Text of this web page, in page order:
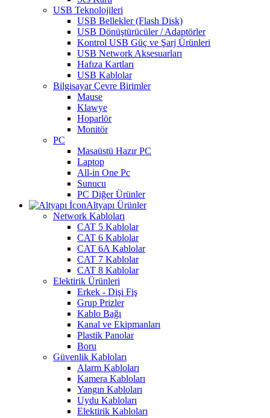
USB Teknolojileri
USB Bellekler (Flash Disk)
USB Dönüştürücüler / Adaptörler
Kontrol USB Güç ve Şarj Ürünleri
USB Network Aksesuarları
Hafıza Kartları
USB Kablolar
Bilgisayar Çevre Birimler
Mause
Klawye
Hoparlör
Monitör
PC
Masaüstü Hazır PC
Laptop
All-in One Pc
Sunucu
PC Diğer Ürünler
Altyapı Ürünler
Network Kabloları
CAT 5 Kablolar
CAT 6 Kablolar
CAT 6A Kablolar
CAT 7 Kablolar
CAT 8 Kablolar
Elektirik Ürünleri
Erkek - Dişi Fiş
Grup Prizler
Kablo Bağı
Kanal ve Ekipmanları
Plastik Panolar
Boru
Güvenlik Kabloları
Alarm Kabloları
Kamera Kabloları
Yangın Kabloları
Uydu Kabloları
Elektirik Kabloları